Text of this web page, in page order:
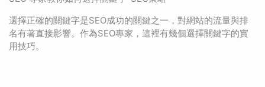
選擇正確的關鍵字是SEO成功的關鍵之一，對網站的流量與排
名有著直接影響。作為SEO專家，這裡有幾個選擇關鍵字的實
用技巧。